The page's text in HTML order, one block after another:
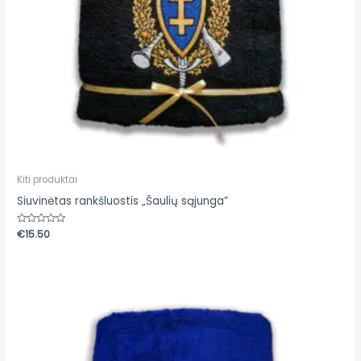
Kiti produktai
Siuvinėtas rankšluostis „Šaulių sąjunga”
Įvertinimas:
0
€15.50